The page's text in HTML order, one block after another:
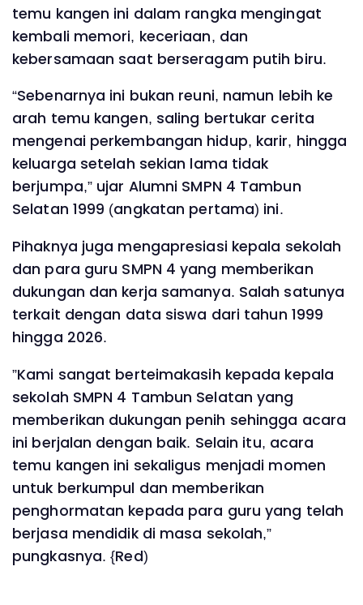
temu kangen ini dalam rangka mengingat
kembali memori, keceriaan, dan
kebersamaan saat berseragam putih biru.
“Sebenarnya ini bukan reuni, namun lebih ke
arah temu kangen, saling bertukar cerita
mengenai perkembangan hidup, karir, hingga
keluarga setelah sekian lama tidak
berjumpa,” ujar Alumni SMPN 4 Tambun
Selatan 1999 (angkatan pertama) ini.
Pihaknya juga mengapresiasi kepala sekolah
dan para guru SMPN 4 yang memberikan
dukungan dan kerja samanya. Salah satunya
terkait dengan data siswa dari tahun 1999
hingga 2026.
”Kami sangat berteimakasih kepada kepala
sekolah SMPN 4 Tambun Selatan yang
memberikan dukungan penih sehingga acara
ini berjalan dengan baik. Selain itu, acara
temu kangen ini sekaligus menjadi momen
untuk berkumpul dan memberikan
penghormatan kepada para guru yang telah
berjasa mendidik di masa sekolah,”
pungkasnya. {Red)